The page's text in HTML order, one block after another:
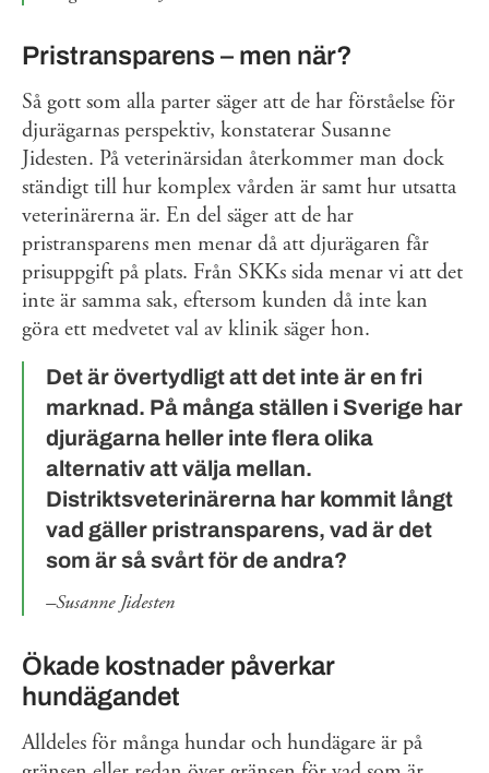
Pristransparens – men när?
Så gott som alla parter säger att de har förståelse för
djurägarnas perspektiv, konstaterar Susanne
Jidesten. På veterinärsidan återkommer man dock
ständigt till hur komplex vården är samt hur utsatta
veterinärerna är. En del säger att de har
pristransparens men menar då att djurägaren får
prisuppgift på plats. Från SKKs sida menar vi att det
inte är samma sak, eftersom kunden då inte kan
göra ett medvetet val av klinik säger hon.
Det är övertydligt att det inte är en fri
marknad. På många ställen i Sverige har
djurägarna heller inte flera olika
alternativ att välja mellan.
Distriktsveterinärerna har kommit långt
vad gäller pristransparens, vad är det
som är så svårt för de andra?
Susanne Jidesten
Ökade kostnader påverkar
hundägandet
Alldeles för många hundar och hundägare är på